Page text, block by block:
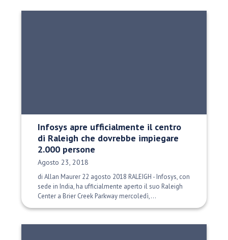
Infosys apre ufficialmente il centro
di Raleigh che dovrebbe impiegare
2.000 persone
Data di pubblicazione:
Agosto 23, 2018
di Allan Maurer 22 agosto 2018 RALEIGH - Infosys, con
sede in India, ha ufficialmente aperto il suo Raleigh
Center a Brier Creek Parkway mercoledì,...